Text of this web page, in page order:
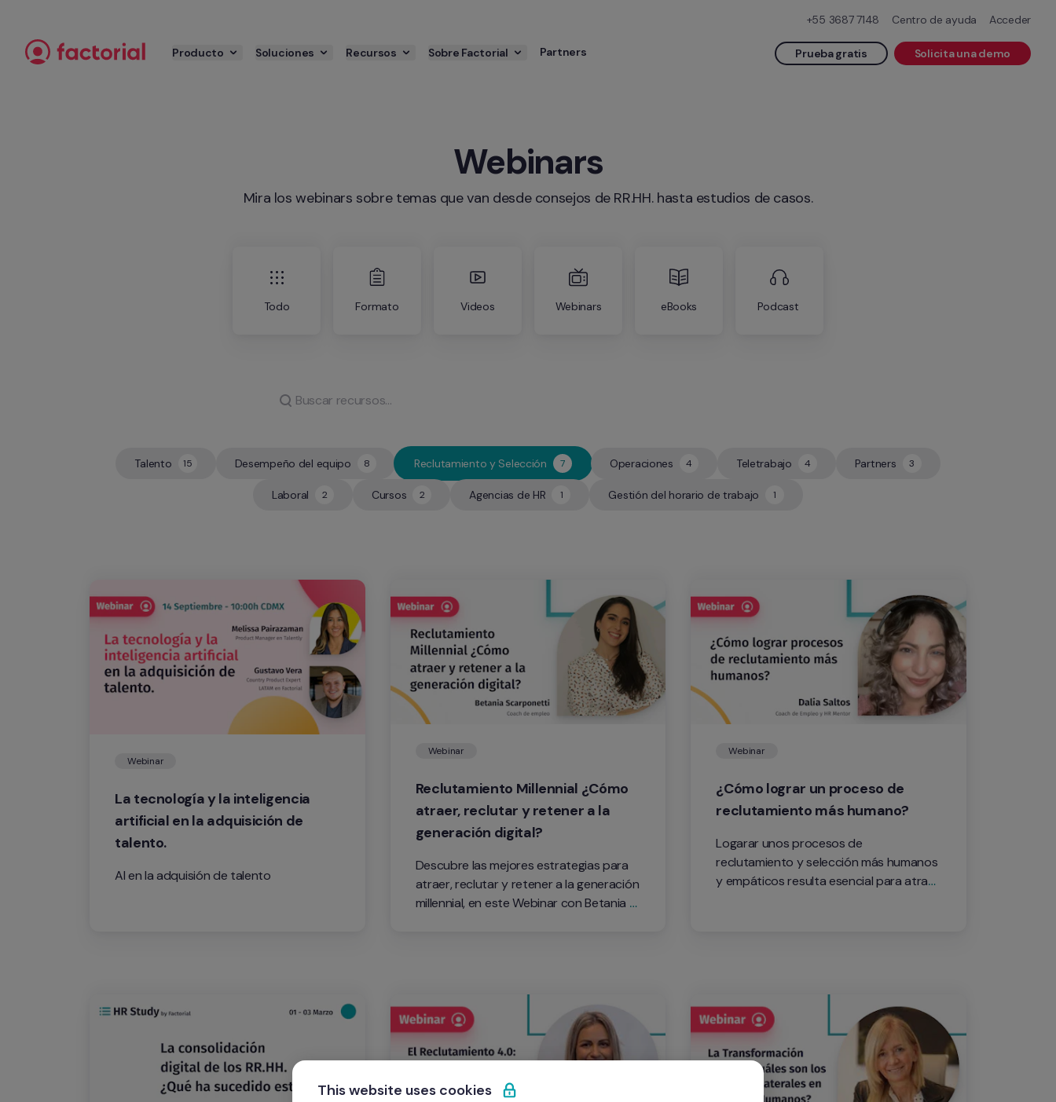
+55 3687 7148 Centro de ayuda Acceder
Producto Soluciones Recursos Sobre Factorial Partners Prueba gratis Solicita una demo
Webinars
Mira los webinars sobre temas que van desde consejos de RR.HH. hasta estudios de casos.
Todo Formato Videos Webinars eBooks Podcast
Talento 15 Desempeño del equipo 8
8 Reclutamiento y Selección 7
7 Operaciones 4
4 Teletrabajo 4
4 Partners 3
3
Laboral 2 Cursos 2 Agencias de HR 1
1 Gestión del horario de trabajo 1
1
Webinar
La tecnología y la inteligencia
artificial en la adquisición de
talento.
Webinar
Reclutamiento Millennial ¿Cómo
atraer, reclutar y retener a la
generación digital?
Descubre las mejores estrategias para
atraer, reclutar y retener a la generación
millennial, en este Webinar con Betania
Webinar
¿Cómo lograr un proceso de
reclutamiento más humano?
Logarar unos procesos de
reclutamiento y selección más humanos
y empáticos resulta esencial para atraer
This website uses cookies